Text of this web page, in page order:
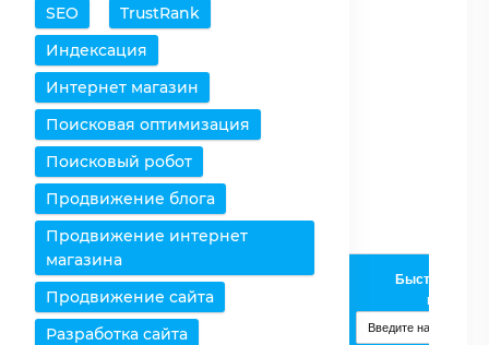
SEO
TrustRank
Индексация
Интернет магазин
Поисковая оптимизация
Поисковый робот
Продвижение блога
Продвижение интернет
магазина
Продвижение сайта
Разработка сайта
Очистить таблицу
Снять все выделения
Оставить только
выбранное
Удалить выбранное
Процессоры /
Характеристики
Intel
Быстрое